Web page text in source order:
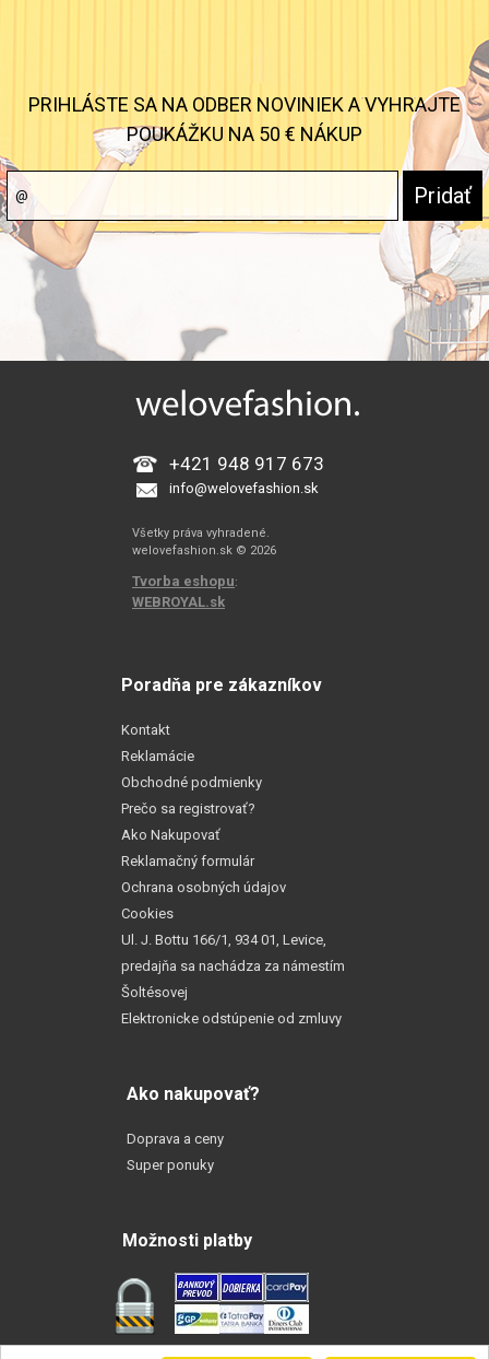
PRIHLÁSTE SA NA ODBER NOVINIEK A VYHRAJTE
POUKÁŽKU NA 50 € NÁKUP
+421 948 917 673
info@welovefashion.sk
Všetky práva vyhradené.
welovefashion.sk © 2026
Tvorba eshopu:
WEBROYAL.sk
Poradňa pre zákazníkov
Kontakt
Reklamácie
Obchodné podmienky
Prečo sa registrovať?
Ako Nakupovať
Reklamačný formulár
Ochrana osobných údajov
Cookies
Ul. J. Bottu 166/1, 934 01, Levice,
predajňa sa nachádza za námestím
Šoltésovej
Elektronicke odstúpenie od zmluvy
Ako nakupovať?
Doprava a ceny
Super ponuky
Možnosti platby